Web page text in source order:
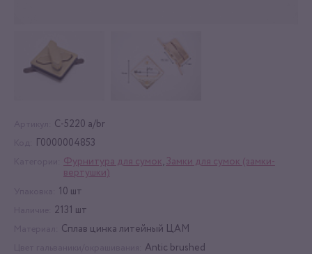
C-5220 a/br
Г0000004853
Фурнитура для сумок, Замки для сумок (замки-
вертушки)
10 шт
2131 шт
Сплав цинка литейный ЦАМ
Antic brushed